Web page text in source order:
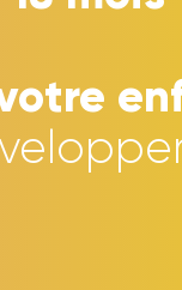
chez